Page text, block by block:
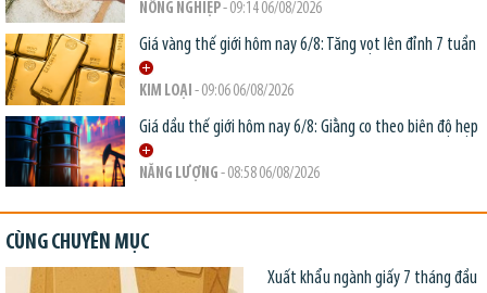
NÔNG NGHIỆP- 09:14 06/08/2026
Giá vàng thế giới hôm nay 6/8: Tăng vọt lên đỉnh 7 tuần
KIM LOẠI - 09:06 06/08/2026
Giá dầu thế giới hôm nay 6/8: Giằng co theo biên độ hẹp
NĂNG LƯỢNG - 08:58 06/08/2026
CÙNG CHUYÊN MỤC
Xuất khẩu ngành giấy 7 tháng đầu